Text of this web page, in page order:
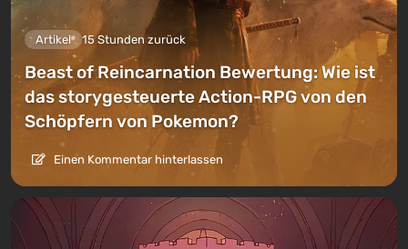
Artikel 15 Stunden zurück
Beast of Reincarnation Bewertung: Wie ist
das storygesteuerte Action-RPG von den
Schöpfern von Pokemon?
Einen Kommentar hinterlassen